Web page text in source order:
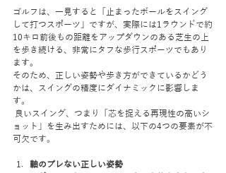
ゴルフは、一見すると「止まったボールをスイング
して打つスポーツ」ですが、実際には1ラウンドで約
10キロ前後もの距離をアップダウンのある芝生の上
を歩き続ける、非常にタフな歩行スポーツでもあり
ます。
そのため、正しい姿勢や歩き方ができているかどう
かは、スイングの精度にダイナミックに影響しま
す。
ョット」を生み出すためには、以下の4つの要素が不
可欠です。
軸のブレない正しい姿勢